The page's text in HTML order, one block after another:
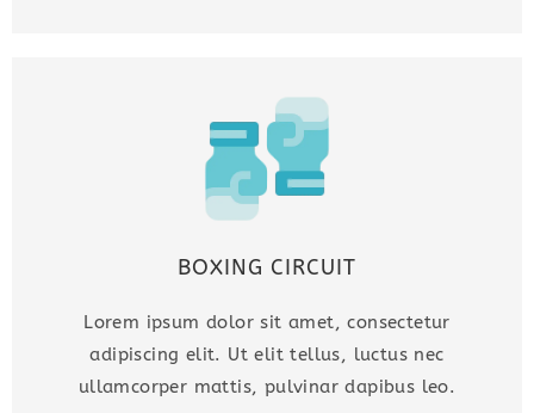
BOXING CIRCUIT
Lorem ipsum dolor sit amet, consectetur
adipiscing elit. Ut elit tellus, luctus nec
ullamcorper mattis, pulvinar dapibus leo.